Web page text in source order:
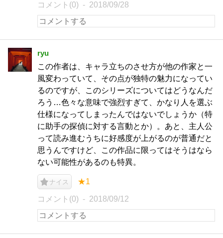
コメント(0) 2018/09/28
ryu
この作者は、キャラ立ちのさせ方が他の作家と一
風変わっていて、その点が独特の魅力になってい
るのですが、このシリーズについてはどうなんだ
ろう…色々な意味で強烈すぎて、かなり人を選ぶ
仕様になってしまったんではないでしょうか（特
に助手の探偵に対する言動とか）。あと、主人公
って読み進むうちに好感度が上がるのが普通だと
思うんですけど、この作品に限ってはそうはなら
ない可能性があるのも特異。
ナイス ★1
コメント(0) 2018/09/12